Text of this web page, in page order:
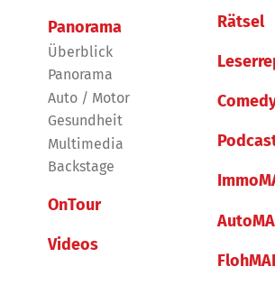
Panorama
Überblick
Panorama
Auto / Motor
Gesundheit
Multimedia
Backstage
OnTour
Videos
Rätsel